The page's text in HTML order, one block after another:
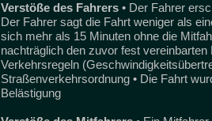
Verstöße des Fahrers • Der Fahrer
Der Fahrer sagt die Fahrt weniger als
sich mehr als 15 Minuten ohne die
nachträglich den zuvor fest
Verkehrsregeln
Straßenverkehrsordnung • Die Fahrt
Belästigung